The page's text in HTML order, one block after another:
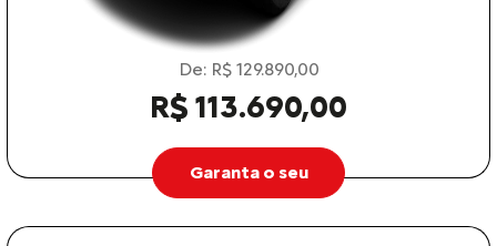
De: R$ 129.890,00
R$ 113.690,00
Garanta o seu